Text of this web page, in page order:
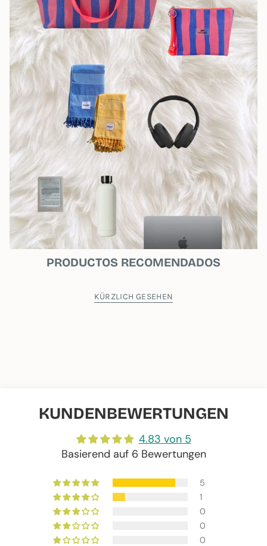
PRODUCTOS RECOMENDADOS
KÜRZLICH GESEHEN
KUNDENBEWERTUNGEN
4.83 von 5
Basierend auf 6 Bewertungen
5
1
0
0
0